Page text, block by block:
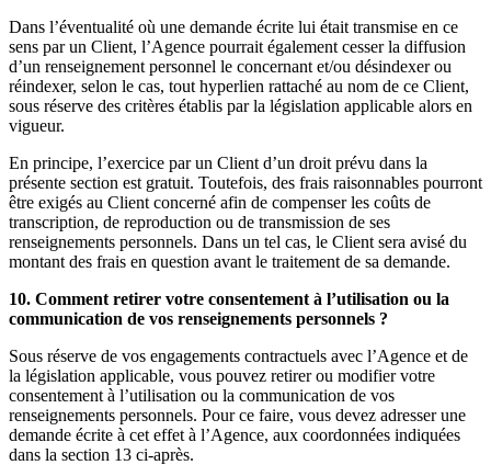
Dans l’éventualité où une demande écrite lui était transmise en ce
sens par un Client, l’Agence pourrait également cesser la diffusion
d’un renseignement personnel le concernant et/ou désindexer ou
réindexer, selon le cas, tout hyperlien rattaché au nom de ce Client,
sous réserve des critères établis par la législation applicable alors en
vigueur.
En principe, l’exercice par un Client d’un droit prévu dans la
présente section est gratuit. Toutefois, des frais raisonnables pourront
être exigés au Client concerné afin de compenser les coûts de
transcription, de reproduction ou de transmission de ses
renseignements personnels. Dans un tel cas, le Client sera avisé du
montant des frais en question avant le traitement de sa demande.
10. Comment retirer votre consentement à l’utilisation ou la
communication de vos renseignements personnels ?
Sous réserve de vos engagements contractuels avec l’Agence et de
la législation applicable, vous pouvez retirer ou modifier votre
consentement à l’utilisation ou la communication de vos
renseignements personnels. Pour ce faire, vous devez adresser une
demande écrite à cet effet à l’Agence, aux coordonnées indiquées
dans la section 13 ci-après.